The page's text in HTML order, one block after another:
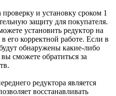
и установку сроком 1
защиту для покупателя.
установить редуктор на
его корректной работе. Если в
обнаружены какие-либо
сможете обратиться за
редуктора является
восстанавливать